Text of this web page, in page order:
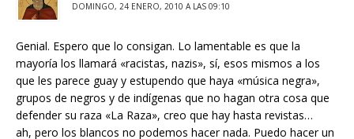
DOMINGO, 24 ENERO, 2010 A LAS 09:10
Genial. Espero que lo consigan. Lo lamentable es que la
mayoría los llamará «racistas, nazis», sí, esos mismos a los
que les parece guay y estupendo que haya «música negra»,
grupos de negros y de indígenas que no hagan otra cosa que
defender su raza «La Raza», creo que hay hasta revistas…
ah, pero los blancos no podemos hacer nada. Puedo hacer un